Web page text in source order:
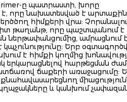
Primer-ը պատրաստի, խորը
է, որը նախատեսված է
հիմքերի վրա:
թաղանթ, որը պաշտպանում է
ներթափանցումից, ամրացնում
Երբ
է հիմքի կողմից
երկարացնելով հարթեցման
ճաքերի առաջացումը:
և կանխում